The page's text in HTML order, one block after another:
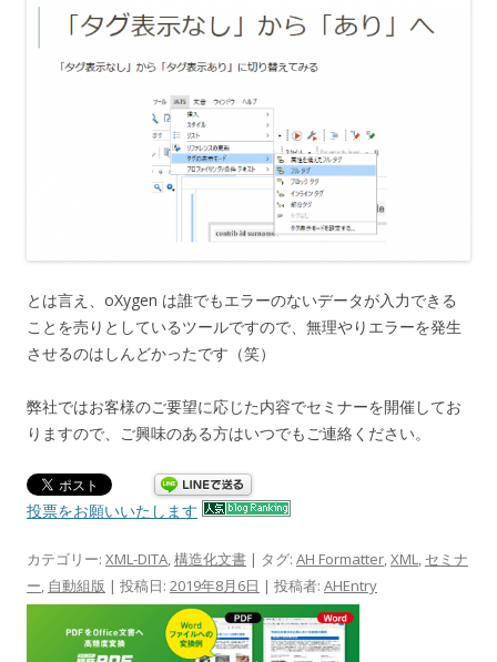
とは言え、oXygen は誰でもエラーのないデータが入力できる
ことを売りとしているツールですので、無理やりエラーを発生
させるのはしんどかったです（笑）
弊社ではお客様のご要望に応じた内容でセミナーを開催してお
りますので、ご興味のある方はいつでもご連絡ください。
投票をお願いいたします
カテゴリー: XML-DITA,構造化文書 | タグ: AH Formatter,XML, セミナ
ー, 自動組版 | 投稿日: 2019年8月6日 | 投稿者: AHEntry